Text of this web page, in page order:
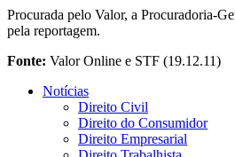
Procurada pelo Valor, a Procuradoria-
pela reportagem.
Fonte: Valor Online e STF (19.12.11)
Notícias
Direito Civil
Direito do Consumidor
Direito Empresarial